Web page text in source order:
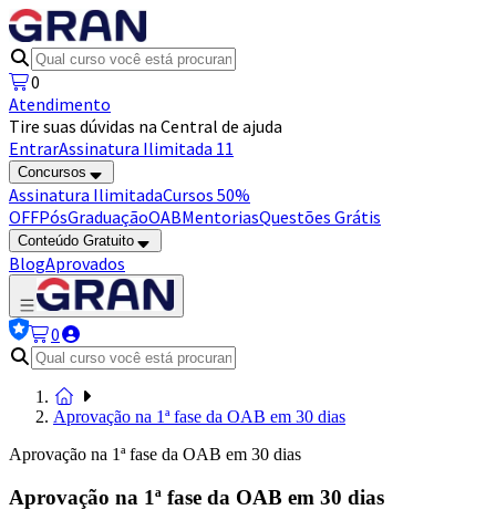
0
Atendimento
Tire suas dúvidas na Central de ajuda
EntrarAssinatura Ilimitada 11
Concursos
Assinatura IlimitadaCursos 50%
OFFPósGraduaçãoOABMentoriasQuestões Grátis
Conteúdo Gratuito
BlogAprovados
0
Aprovação na 1ª fase da OAB em 30 dias
Aprovação na 1ª fase da OAB em 30 dias
Aprovação na 1ª fase da OAB em 30 dias